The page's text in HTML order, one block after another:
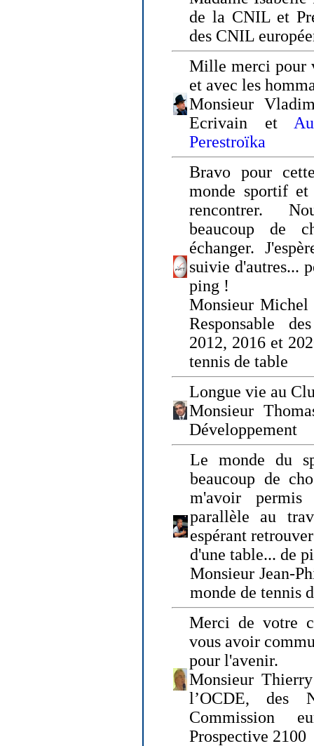
de la CNIL et
des CNIL
Mille merci pour
et avec les
Monsieur
Ecrivain et
Perestroïka
Bravo pour
monde sportif
rencontrer.
beaucoup de
échanger.
suivie d'autres...
ping !
Monsieur
Responsable
2012, 2016 et
tennis de table
Longue vie au
Monsieur
Développement
Le monde du
beaucoup de
m'avoir
parallèle au
espérant
d'une table... de
Monsieur Jean-
monde de tennis
Merci de votre
vous avoir
pour l'avenir.
Monsieur
l’OCDE, des
Commission
Prospective 2100